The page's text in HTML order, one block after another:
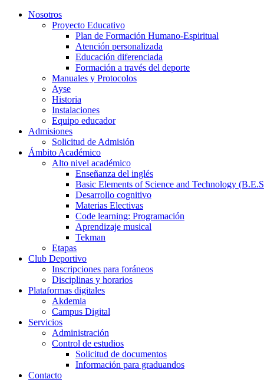
Nosotros
Proyecto Educativo
Plan de Formación Humano-Espiritual
Atención personalizada
Educación diferenciada
Formación a través del deporte
Manuales y Protocolos
Ayse
Historia
Instalaciones
Equipo educador
Admisiones
Solicitud de Admisión
Ámbito Académico
Alto nivel académico
Enseñanza del inglés
Basic Elements of Science and Technology
Desarrollo cognitivo
Materias Electivas
Code learning: Programación
Aprendizaje musical
Tekman
Etapas
Club Deportivo
Inscripciones para foráneos
Disciplinas y horarios
Plataformas digitales
Akdemia
Campus Digital
Servicios
Administración
Control de estudios
Solicitud de documentos
Información para graduandos
Contacto